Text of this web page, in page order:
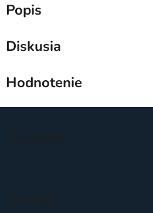
Popis
Diskusia
Hodnotenie